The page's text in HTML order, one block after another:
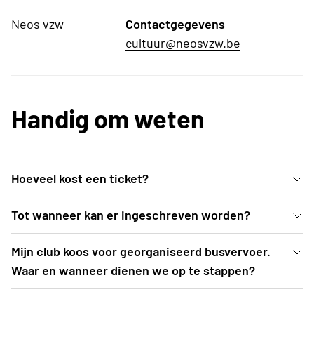
Neos vzw
Contactgegevens
cultuur@neosvzw.be
Handig om weten
Hoeveel kost een ticket?
Een ticket categorie 1 (= parterre + eerste rijen 1e
balkon) kost 56 EUR. Een ticket categorie 2
bedraagt 46 EUR.
Tot wanneer kan er ingeschreven worden?
Inschrijven kan uiterlijk t.e.m. 2 oktober 2026 of tot
zolang de voorraad strekt (= teller op 0 -> als
deelnemers kom je automatisch op wachtlijst
Mijn club koos voor georganiseerd busvervoer.
Waar en wanneer dienen we op te stappen?